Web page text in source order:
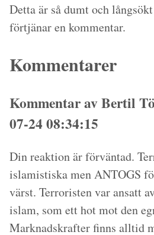
Detta är så dumt och
förtjänar en kommentar.
Kommentarer
Kommentar av Bertil
07-24 08:34:15
Din reaktion är förväntad.
islamistiska men ANTOGS
värst. Terroristen var ansatt
islam, som ett hot mot den
Marknadskrafter finns alltid